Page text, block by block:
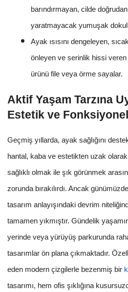
barındırmayan, cilde
yaratmayacak yumuşak
Ayak ısısını dengeleyen,
önleyen ve serinlik hissi
ürünü file veya örme sayalar.
Aktif Yaşam Tarzına
Estetik ve
Geçmiş yıllarda, ayak sağlığını
hantal, kaba ve estetikten uzak olarak
sağlıklı olmak ile şık görünmek
zorunda bırakılırdı. Ancak
tasarım anlayışındaki devrim
tamamen yıkmıştır. Gündelik
yerinde veya yürüyüş parkurunda
tasarımlar ön plana çıkmaktadır.
eden modern çizgilerle bezenmiş bir
tasarımı, hem ofis şıklığına